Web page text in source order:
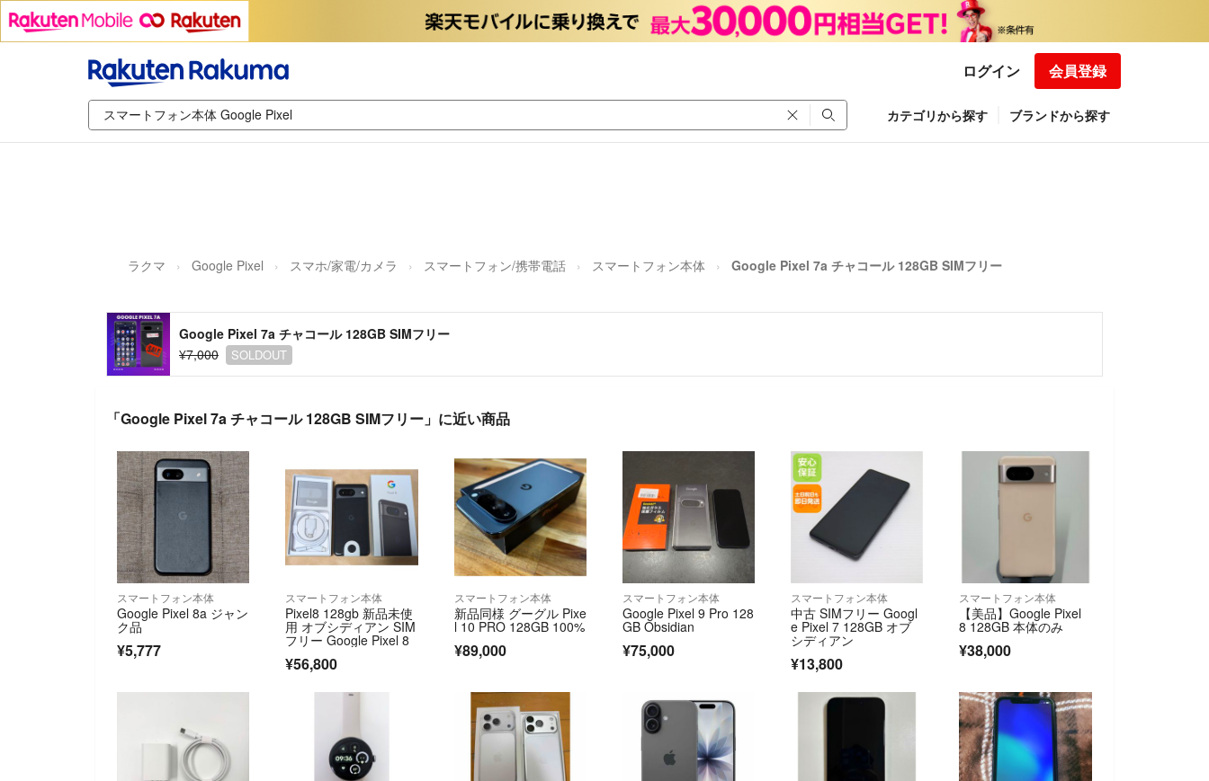
ログイン 会員登録
カテゴリから探す ブランドから探す
ラクマ Google Pixel スマホ/家電/カメラ スマートフォン/携帯電話 スマートフォン本体 Google Pixel 7a チャコール 128GB SIMフリー
Google Pixel 7a チャコール 128GB SIMフリー
¥7,000
SOLDOUT
「Google Pixel 7a チャコール 128GB SIMフリー」に近い商品
スマートフォン本体
Google Pixel 8a ジャン
ク品
¥5,777
スマートフォン本体
Pixel8 128gb 新品未使
用 オブシディアン SIM
フリー Google Pixel 8
¥56,800
スマートフォン本体
新品同様 グーグル Pixe
l 10 PRO 128GB 100%
¥89,000
スマートフォン本体
Google Pixel 9 Pro 128
GB Obsidian
¥75,000
スマートフォン本体
中古 SIMフリー Googl
e Pixel 7 128GB オブ
シディアン
¥13,800
スマートフォン本体
【美品】Google Pixel
8 128GB 本体のみ
¥38,000